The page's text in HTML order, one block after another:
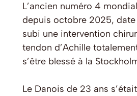
L’ancien numéro 4
depuis octobre 2025, date
subi une intervention
tendon d’Achille
s’être blessé à la
Le Danois de 23 ans